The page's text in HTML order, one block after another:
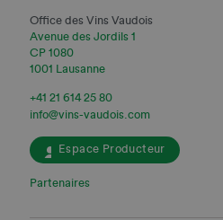
Office des Vins Vaudois
Avenue des Jordils 1
CP 1080
1001 Lausanne
+41 21 614 25 80
info@vins-vaudois.com
Espace Producteur
Partenaires